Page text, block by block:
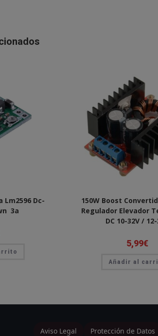
Lm2596 Dc-
3a
150W Boost
Regulador Elevador
DC 10-32V /
5,99€
Añadir al
Aviso Legal Protección de Datos